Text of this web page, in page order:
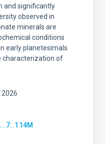
and significantly
observed in
minerals are
conditions
early planetesimals.
characterization of
2026